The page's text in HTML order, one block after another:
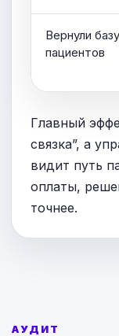
Вернули базу
пациентов
Главный
связка”, а
видит путь
оплаты,
точнее.
АУДИТ